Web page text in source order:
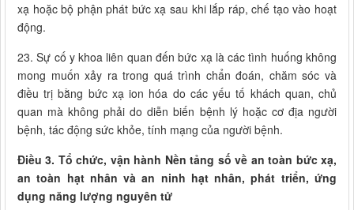
xạ hoặc bộ phận phát bức xạ sau khi lắp ráp, chế tạo vào hoạt
động.
23. Sự cố y khoa liên quan đến bức xạ là các tình huống không
mong muốn xảy ra trong quá trình chẩn đoán, chăm sóc và
điều trị bằng bức xạ ion hóa do các yếu tố khách quan, chủ
quan mà không phải do diễn biến bệnh lý hoặc cơ địa người
bệnh, tác động sức khỏe, tính mạng của người bệnh.
Điều 3. Tổ chức, vận hành Nền tảng số về an toàn bức xạ,
an toàn hạt nhân và an ninh hạt nhân, phát triển, ứng
dụng năng lượng nguyên tử